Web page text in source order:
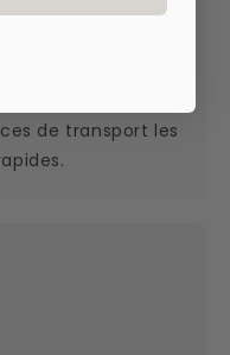
de transport les